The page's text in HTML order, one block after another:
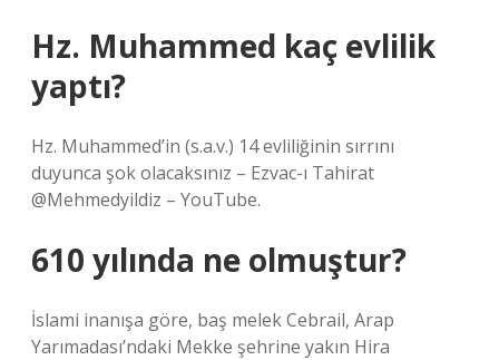
Hz. Muhammed kaç evlilik
yaptı?
Hz. Muhammed’in (s.a.v.) 14 evliliğinin sırrını
duyunca şok olacaksınız – Ezvac-ı Tahirat
@Mehmedyildiz – YouTube.
610 yılında ne olmuştur?
İslami inanışa göre, baş melek Cebrail, Arap
Yarımadası’ndaki Mekke şehrine yakın Hira